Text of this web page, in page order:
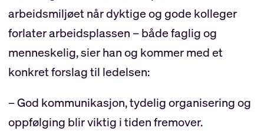
arbeidsmiljøet når dyktige og gode kolleger
forlater arbeidsplassen – både faglig og
menneskelig, sier han og kommer med et
konkret forslag til ledelsen:
– God kommunikasjon, tydelig organisering og
oppfølging blir viktig i tiden fremover.